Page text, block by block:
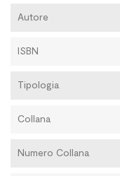
Autore
ISBN
Tipologia
Collana
Numero Collana